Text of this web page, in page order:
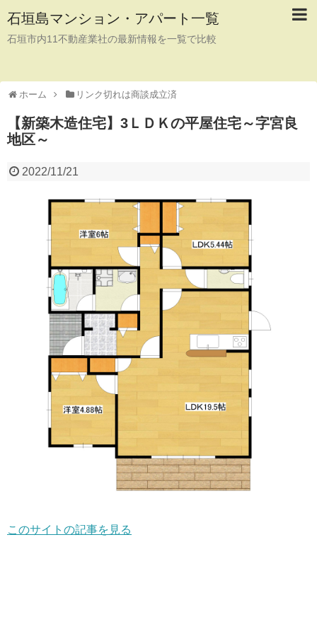
石垣島マンション・アパート一覧
石垣市内11不動産業社の最新情報を一覧で比較
ホーム リンク切れは商談成立済
【新築木造住宅】3ＬＤＫの平屋住宅～字宮良
地区～
2022/11/21
このサイトの記事を見る